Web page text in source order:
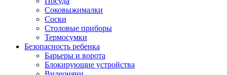
Соковыжималки
Соски
Столовые приборы
Термосумки
Безопасность ребенка
Барьеры и ворота
Блокирующие устройства